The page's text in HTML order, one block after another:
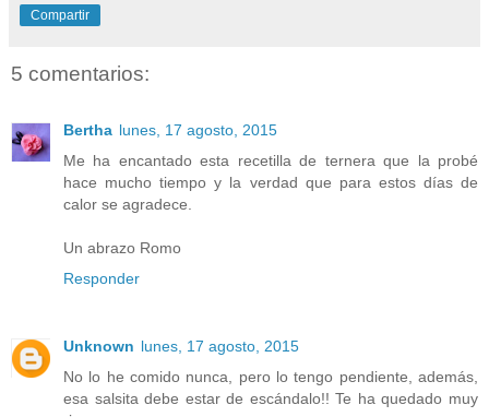
Compartir
5 comentarios:
Bertha lunes, 17 agosto, 2015
Me ha encantado esta recetilla de ternera que la probé
hace mucho tiempo y la verdad que para estos días de
calor se agradece.
Un abrazo Romo
Responder
Unknown lunes, 17 agosto, 2015
No lo he comido nunca, pero lo tengo pendiente, además,
esa salsita debe estar de escándalo!! Te ha quedado muy